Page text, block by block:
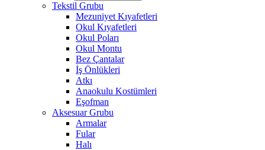
Tekstil Grubu
Mezuniyet Kıyafetleri
Okul Kıyafetleri
Okul Poları
Okul Montu
Bez Çantalar
İş Önlükleri
Atkı
Anaokulu Kostümleri
Eşofman
Aksesuar Grubu
Armalar
Fular
Halı